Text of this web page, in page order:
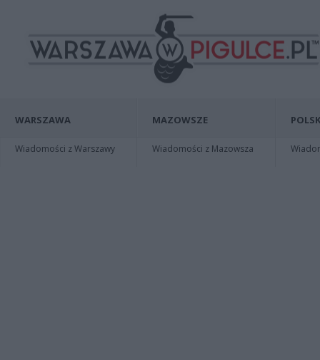
WARSZAWA
Wiadomości z Warszawy
MAZOWSZE
Wiadomości z Mazowsza